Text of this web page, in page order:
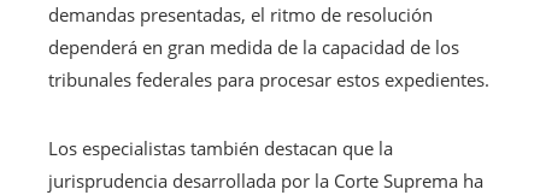
demandas presentadas, el ritmo de resolución
dependerá en gran medida de la capacidad de los
tribunales federales para procesar estos expedientes.
Los especialistas también destacan que la
jurisprudencia desarrollada por la Corte Suprema ha